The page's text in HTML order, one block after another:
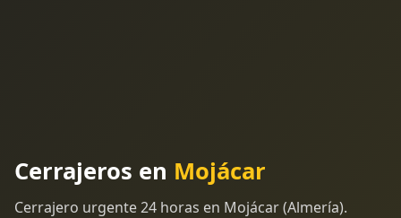
Cerrajeros en Mojácar
Cerrajero urgente 24 horas en Mojácar (Almería).